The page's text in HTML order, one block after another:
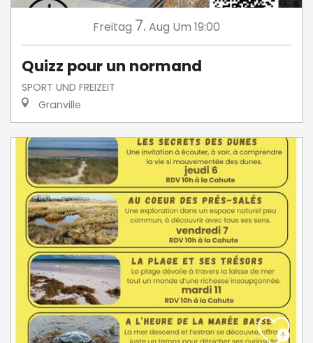
Freitag 7. Aug Um 19:00
Quizz pour un normand
SPORT UND FREIZEIT
Granville